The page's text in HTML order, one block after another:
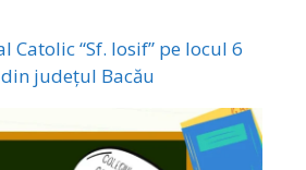
Catolic “Sf. Iosif” pe locul 6
județul Bacău